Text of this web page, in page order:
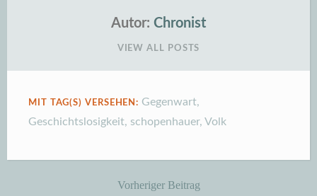
Autor: Chronist
VIEW ALL POSTS
MIT TAG(S) VERSEHEN: Gegenwart,
Geschichtslosigkeit, schopenhauer, Volk
BeitragsnavigationVorheriger Beitrag